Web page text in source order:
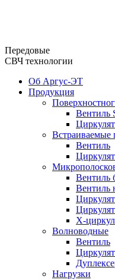
Передовые
СВЧ технологии
Об Аргус-ЭТ
Продукция
Вентиль
Встраиваемые
Вентиль
Вентиль
Вентиль
Х-
Волноводные
Вентиль
Нагрузки